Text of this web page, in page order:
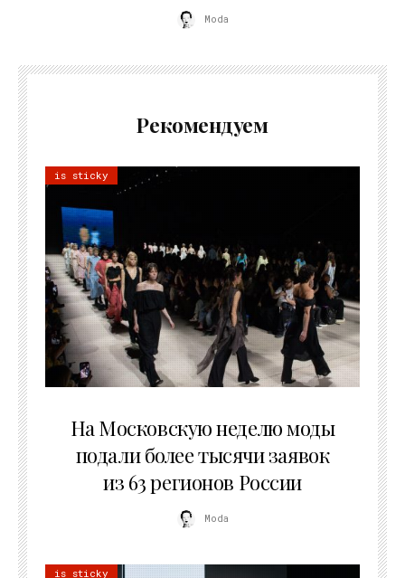
Moda
Рекомендуем
is sticky
На Московскую неделю моды
подали более тысячи заявок
из 63 регионов России
Moda
is sticky